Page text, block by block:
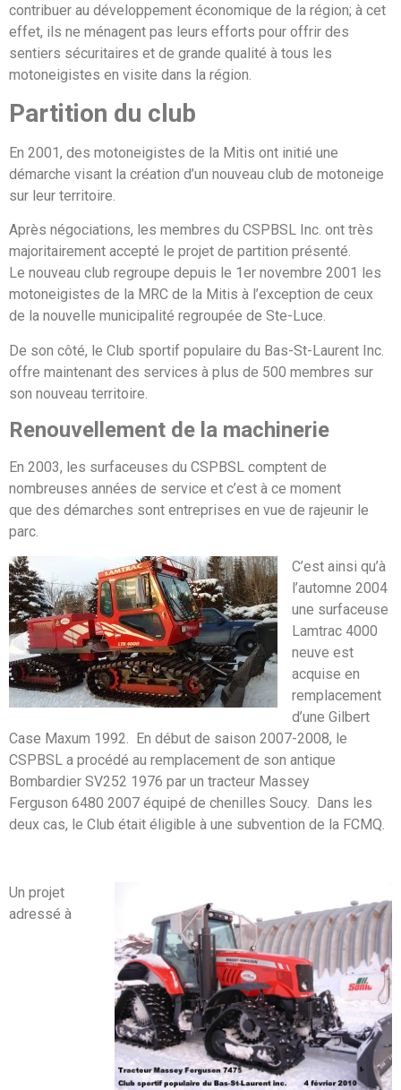
contribuer au développement économique de la région; à cet
effet, ils ne ménagent pas leurs efforts pour offrir des
sentiers sécuritaires et de grande qualité à tous les
motoneigistes en visite dans la région.
Partition du club
En 2001, des motoneigistes de la Mitis ont initié une
démarche visant la création d’un nouveau club de motoneige
sur leur territoire.
Après négociations, les membres du CSPBSL Inc. ont très
majoritairement accepté le projet de partition présenté.
Le nouveau club regroupe depuis le 1er novembre 2001 les
motoneigistes de la MRC de la Mitis à l’exception de ceux
de la nouvelle municipalité regroupée de Ste-Luce.
De son côté, le Club sportif populaire du Bas-St-Laurent Inc.
offre maintenant des services à plus de 500 membres sur
son nouveau territoire.
Renouvellement de la machinerie
En 2003, les surfaceuses du CSPBSL comptent de
nombreuses années de service et c’est à ce moment
que des démarches sont entreprises en vue de rajeunir le
parc.
C’est ainsi qu’à
l’automne 2004
une surfaceuse
Lamtrac 4000
neuve est
acquise en
remplacement
d’une Gilbert
Case Maxum 1992. En début de saison 2007-2008, le
CSPBSL a procédé au remplacement de son antique
Bombardier SV252 1976 par un tracteur Massey
Ferguson 6480 2007 équipé de chenilles Soucy. Dans les
deux cas, le Club était éligible à une subvention de la FCMQ.
Un projet
adressé à